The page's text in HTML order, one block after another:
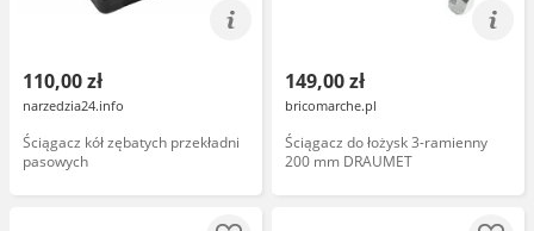
110,00 zł
narzedzia24.info
Ściągacz kół zębatych przekładni
pasowych
149,00 zł
bricomarche.pl
Ściągacz do łożysk 3-ramienny
200 mm DRAUMET